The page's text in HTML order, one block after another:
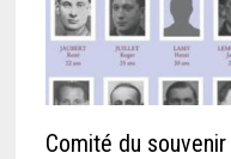
Comité du